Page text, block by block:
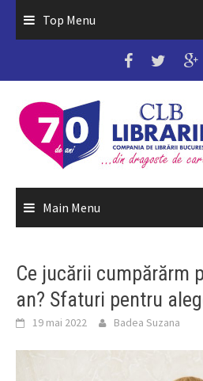
Top Menu
Main Menu
Ce jucării cumpărărm
an? Sfaturi pentru
19 mai 2022 Badea Suzana